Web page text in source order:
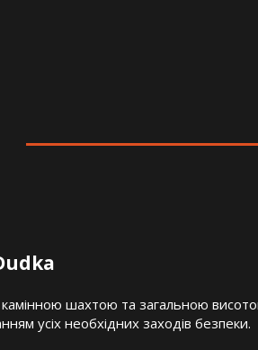
камінною шахтою та загальною
усіх необхідних заходів безпеки.